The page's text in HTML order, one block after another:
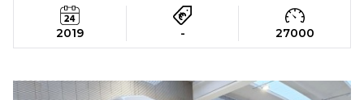
2019 - 27000